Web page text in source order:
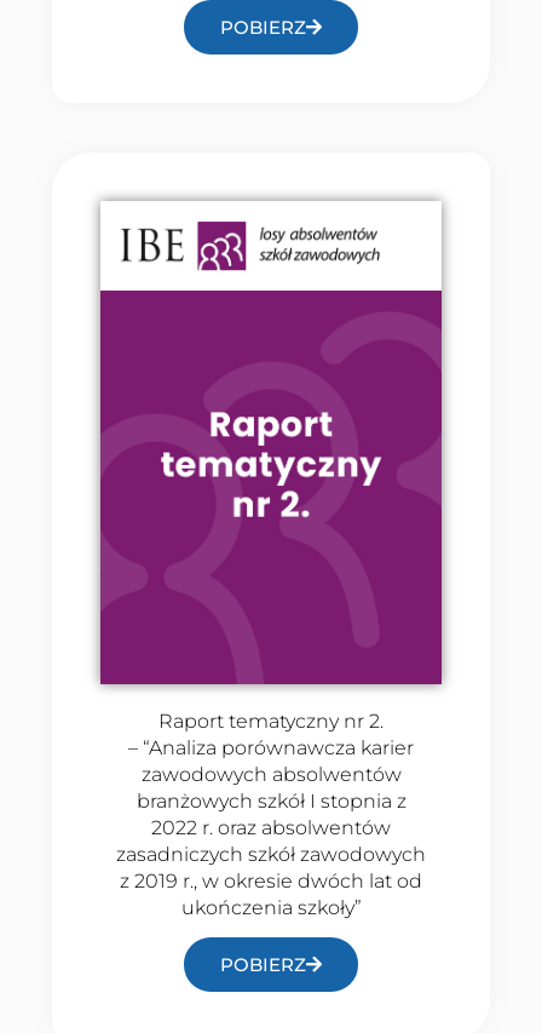
POBIERZ
Raport tematyczny nr 2.
– “Analiza porównawcza karier
zawodowych absolwentów
branżowych szkół I stopnia z
2022 r. oraz absolwentów
zasadniczych szkół zawodowych
z 2019 r., w okresie dwóch lat od
ukończenia szkoły”
POBIERZ